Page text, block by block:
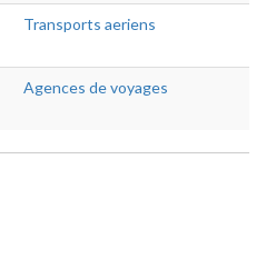
Transports aeriens
Agences de voyages